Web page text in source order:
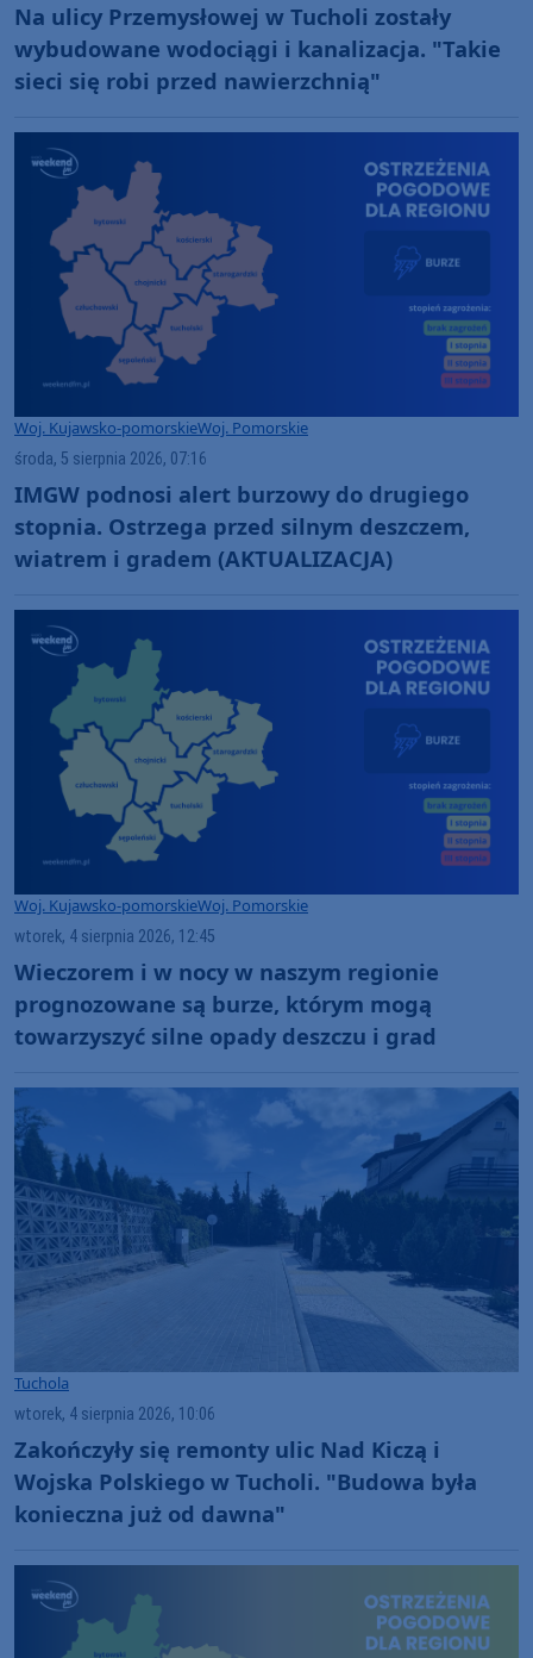
Na ulicy Przemysłowej w Tucholi zostały
wybudowane wodociągi i kanalizacja. "Takie
sieci się robi przed nawierzchnią"
Woj. Kujawsko-pomorskieWoj. Pomorskie
środa, 5 sierpnia 2026, 07:16
IMGW podnosi alert burzowy do drugiego
stopnia. Ostrzega przed silnym deszczem,
wiatrem i gradem (AKTUALIZACJA)
Woj. Kujawsko-pomorskieWoj. Pomorskie
wtorek, 4 sierpnia 2026, 12:45
Wieczorem i w nocy w naszym regionie
prognozowane są burze, którym mogą
towarzyszyć silne opady deszczu i grad
Tuchola
wtorek, 4 sierpnia 2026, 10:06
Zakończyły się remonty ulic Nad Kiczą i
Wojska Polskiego w Tucholi. "Budowa była
konieczna już od dawna"